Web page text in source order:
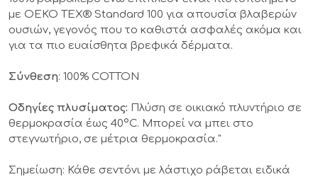
με OEKO TEX® Standard 100 για απουσία βλαβερών
ουσιών, γεγονός που το καθιστά ασφαλές ακόμα και
για τα πιο ευαίσθητα βρεφικά δέρματα.
Σύνθεση: 100% COTTON
Οδηγίες πλυσίματος: Πλύση σε οικιακό πλυντήριο σε
θερμοκρασία έως 40°C. Μπορεί να μπει στο
στεγνωτήριο, σε μέτρια θερμοκρασία."
Σημείωση: Κάθε σεντόνι με λάστιχο ράβεται ειδικά